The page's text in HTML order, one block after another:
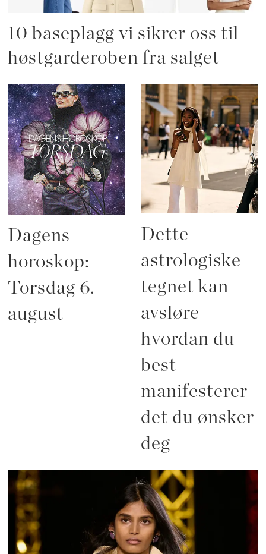
10 baseplagg vi sikrer oss til
høstgarderoben fra salget
Dagens
horoskop:
Torsdag 6.
august
Dette
astrologiske
tegnet kan
avsløre
hvordan du
best
manifesterer
det du ønsker
deg